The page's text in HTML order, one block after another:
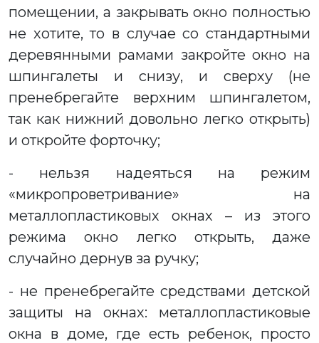
помещении, а закрывать окно полностью
не хотите, то в случае со стандартными
деревянными рамами закройте окно на
шпингалеты и снизу, и сверху (не
пренебрегайте верхним шпингалетом,
так как нижний довольно легко открыть)
и откройте форточку;
- нельзя надеяться на режим
«микропроветривание» на
металлопластиковых окнах – из этого
режима окно легко открыть, даже
случайно дернув за ручку;
- не пренебрегайте средствами детской
защиты на окнах: металлопластиковые
окна в доме, где есть ребенок, просто